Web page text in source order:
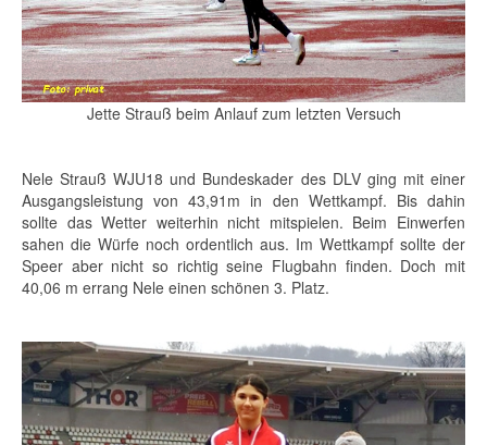
Jette Strauß beim Anlauf zum letzten Versuch
Nele Strauß WJU18 und Bundeskader des DLV ging mit einer
Ausgangsleistung von 43,91m in den Wettkampf. Bis dahin
sollte das Wetter weiterhin nicht mitspielen. Beim Einwerfen
sahen die Würfe noch ordentlich aus. Im Wettkampf sollte der
Speer aber nicht so richtig seine Flugbahn finden. Doch mit
40,06 m errang Nele einen schönen 3. Platz.